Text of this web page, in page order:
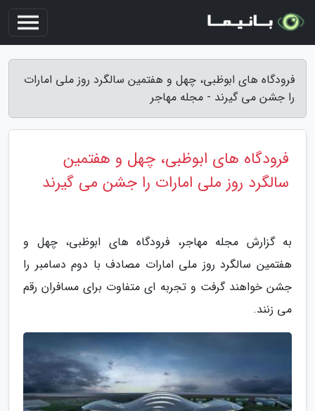
فرودگاه های ابوظبی، چهل و هفتمین سالگرد روز ملی امارات
را جشن می گیرند - مجله مهاجر
فرودگاه های ابوظبی، چهل و هفتمین
سالگرد روز ملی امارات را جشن می گیرند
به گزارش مجله مهاجر، فرودگاه های ابوظبی، چهل و
هفتمین سالگرد روز ملی امارات مصادف با دوم دسامبر را
جشن خواهند گرفت و تجربه ای متفاوت برای مسافران رقم
می زنند.